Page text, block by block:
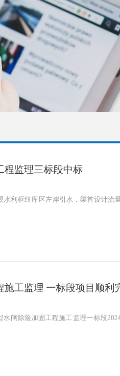
程监理三标段中标
利枢纽库区左岸引水，渠首设计流
工监理 一标段项目顺利
闸除险加固工程施工监理一标段